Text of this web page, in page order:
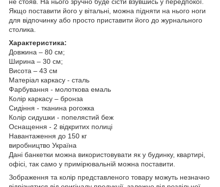
Якщо поставити його у вітальні, можна підняти на нього ноги
для відпочинку або просто приставити його до журнального
столика.
Характеристика:
Довжина – 80 см;
Ширина – 30 см;
Висота – 43 см
Матеріал каркасу - сталь
Фарбування - молоткова емаль
Колір каркасу – бронза
Сидіння - тканина рогожка
Колір сидушки - попелястий беж
Оснащення - 2 відкритих полиці
Навантаження до 150 кг
виробництво Україна
Дані банкетки можна використовувати як у будинку, квартирі,
офісі, так само у примірювальній можна поставити.
Зображення та колір представленого товару можуть незначно